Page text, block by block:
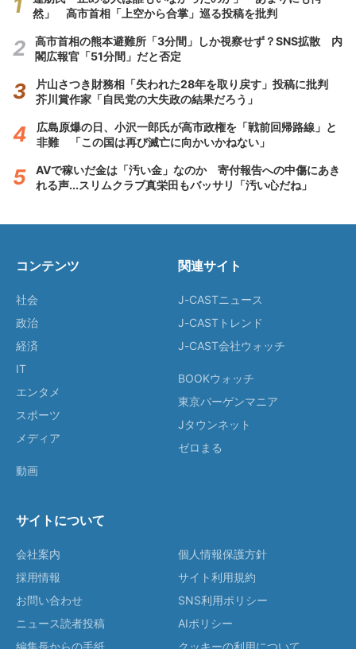
然」 高市首相「上空から合掌」巡る投稿を批判
高市首相の熊本避難所「3分間」しか視察せず？SNS拡散 内
閣広報官「51分間」だと否定
片山さつき財務相「失われた28年を取り戻す」投稿に批判
芥川賞作家「自民党の大失政の結果だろう」
広島原爆の日、小沢一郎氏が高市政権を「戦前回帰路線」と
非難 「この国は再び滅亡に向かいかねない」
AVで稼いだ金は「汚い金」なのか 寄付報告への中傷にあき
れる声...スリムクラブ真栄田もバッサリ「汚い心だね」
コンテンツ
社会
政治
経済
IT
エンタメ
スポーツ
メディア
動画
関連サイト
J-CASTニュース
J-CASTトレンド
J-CAST会社ウォッチ
BOOKウォッチ
東京バーゲンマニア
Jタウンネット
ゼロまる
サイトについて
会社案内
採用情報
お問い合わせ
ニュース読者投稿
編集長からの手紙
個人情報保護方針
サイト利用規約
SNS利用ポリシー
AIポリシー
クッキーの利用について